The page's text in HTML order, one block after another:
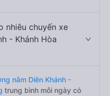
nhiêu chuyến xe
- Khánh Hòa
nằm Diên Khánh -
trung bình mỗi ngày có